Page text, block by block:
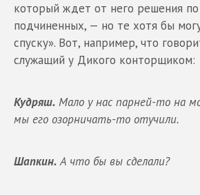
который ждет от него решения по
подчиненных, — но те хотя бы
спуску». Вот, например, что
служащий у Дикого конторщиком:
Кудряш. Мало у нас парней-то на
мы его озорничать-то отучили.
Шапкин.А что бы вы сделали?